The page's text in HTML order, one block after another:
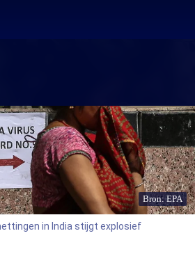
Bron: EPA
in India stijgt explosief